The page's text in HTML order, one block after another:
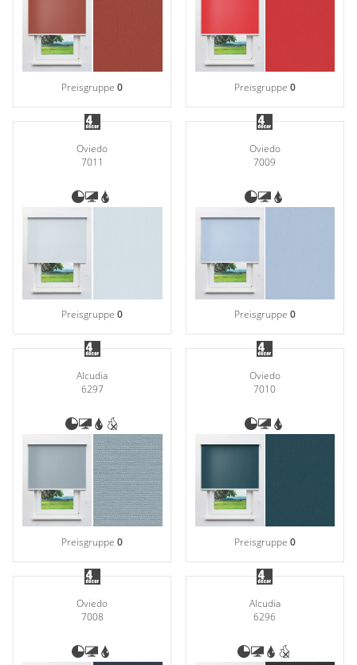
Preisgruppe0 Preisgruppe 0
Oviedo
7011
Preisgruppe0
Oviedo
7009
Preisgruppe 0
Alcudia
6297
Preisgruppe0
Oviedo
7010
Preisgruppe 0
Oviedo
7008
Alcudia
6296